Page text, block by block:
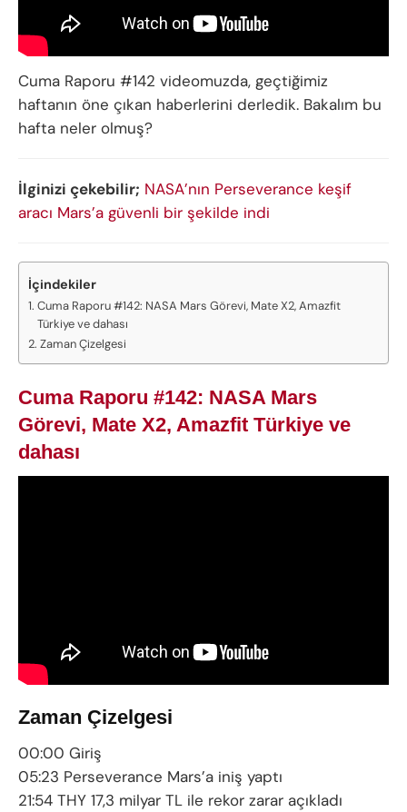
Cuma Raporu #142 videomuzda, geçtiğimiz
haftanın öne çıkan haberlerini derledik. Bakalım bu
hafta neler olmuş?
İlginizi çekebilir; NASA’nın Perseverance keşif
aracı Mars’a güvenli bir şekilde indi
İçindekiler
Cuma Raporu #142: NASA Mars Görevi, Mate X2, Amazfit
Türkiye ve dahası
Zaman Çizelgesi
Cuma Raporu #142: NASA Mars
Görevi, Mate X2, Amazfit Türkiye ve
dahası
Zaman Çizelgesi
00:00 Giriş
05:23 Perseverance Mars’a iniş yaptı
21:54 THY 17,3 milyar TL ile rekor zarar açıkladı